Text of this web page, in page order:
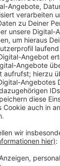
BAYERN
Wir lieben
& Bastel-Tipps
Hits
Gute